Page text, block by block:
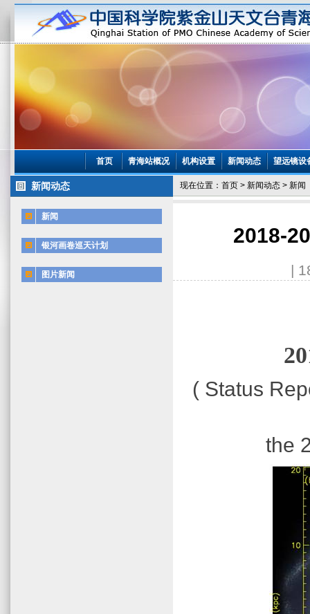
首页 青海站概况 机构设置 新闻动态 望远镜设
新闻动态
新闻
银河画卷巡天计划
图片新闻
现在位置： 首页 > 新闻动态 > 新闻
2018-
|
( Status
the